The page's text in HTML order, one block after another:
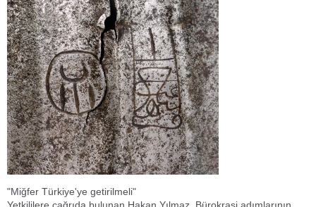
"Miğfer Türkiye'ye getirilmeli"